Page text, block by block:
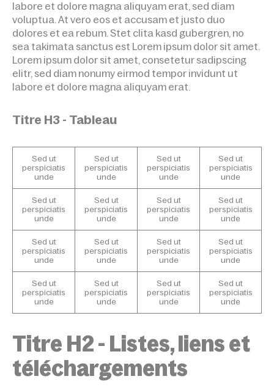
labore et dolore magna aliquyam erat, sed diam
voluptua. At vero eos et accusam et justo duo
dolores et ea rebum. Stet clita kasd gubergren, no
sea takimata sanctus est Lorem ipsum dolor sit amet.
Lorem ipsum dolor sit amet, consetetur sadipscing
elitr, sed diam nonumy eirmod tempor invidunt ut
labore et dolore magna aliquyam erat.
Titre H3 - Tableau
Sed ut
perspiciatis
unde
Sed ut
perspiciatis
unde
Sed ut
perspiciatis
unde
Sed ut
perspiciatis
unde
Sed ut
perspiciatis
unde
Sed ut
perspiciatis
unde
Sed ut
perspiciatis
unde
Sed ut
perspiciatis
unde
Sed ut
perspiciatis
unde
Sed ut
perspiciatis
unde
Sed ut
perspiciatis
unde
Sed ut
perspiciatis
unde
Sed ut
perspiciatis
unde
Sed ut
perspiciatis
unde
Sed ut
perspiciatis
unde
Sed ut
perspiciatis
unde
Titre H2 - Listes, liens et
téléchargements